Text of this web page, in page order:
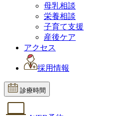
母乳相談
栄養相談
子育て支援
産後ケア
アクセス
採用情報
診療時間